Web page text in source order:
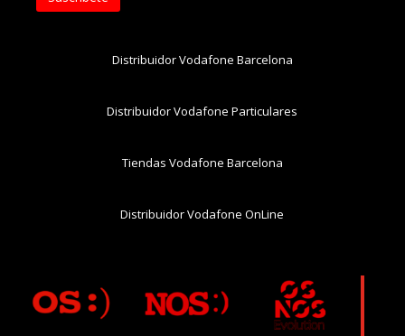
Distribuidor Vodafone Barcelona
Distribuidor Vodafone Particulares
Tiendas Vodafone Barcelona
Distribuidor Vodafone OnLine